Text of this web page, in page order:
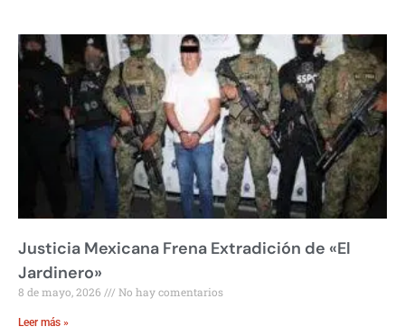
Justicia Mexicana Frena Extradición de «El
Jardinero»
8 de mayo, 2026 No hay comentarios
Leer más »